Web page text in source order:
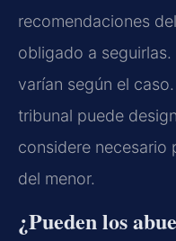
recomendaciones
obligado a seguirlas.
varían según el
tribunal puede
considere necesario
del menor.
¿Pueden los